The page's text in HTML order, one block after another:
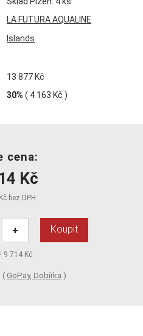
LA FUTURA AQUALINE
Islands
13 877 Kč
30% ( 4 163 Kč )
cena:
Kč
bez DPH
+ Koupit
9 714 Kč
( GoPay, Dobírka )